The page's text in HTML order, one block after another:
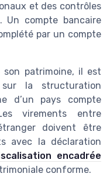
et des contrôles
Un compte bancaire
par un compte
patrimoine, il est
la structuration
d’un pays compte
virements entre
doivent être
avec la déclaration
encadrée
conforme.